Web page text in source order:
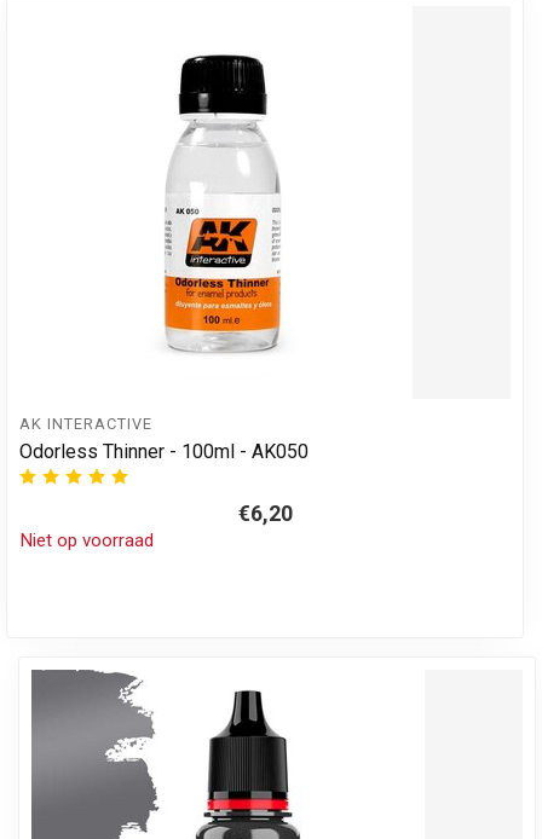
AK INTERACTIVE
Odorless Thinner - 100ml - AK050
€6,20
Niet op voorraad